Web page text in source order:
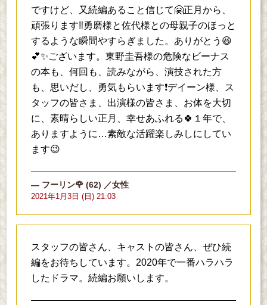
ですけど、又続編あること信じて🤗正月から、
頑張ります‼️勇磨様と佐代様との母親子のほっと
するような瞬間やすらぎました。ありがとう😆
💕✨ございます。東野圭吾様の危険なビーナス
の本も、何回も、読みながら、演技された方
も、思いだし、勇気もらいます❗デイーン様、ス
タッフの皆さま、出演様の皆さま、お体を大切
に、素晴らしい正月、幸せあふれる🍀１年で、
ありますように…素敵な活躍楽しみしにしてい
ます😉
フーリン🌹(62) ／女性
2021年1月3日 (日) 21:03
スタッフの皆さん、キャストの皆さん、ぜひ続
編をお待ちしています。2020年で一番ハラハラ
したドラマ。続編お願いします。